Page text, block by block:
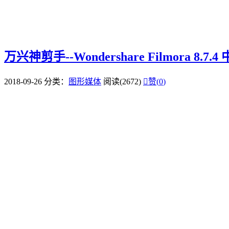
万兴神剪手--Wondershare Filmora 8.7.4
2018-09-26 分类： 图形媒体 阅读(2672) 赞(0)